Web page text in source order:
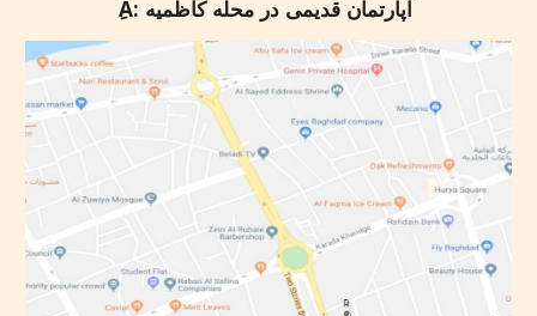
ِA: آپارتمان قدیمی در محله کاظمیه